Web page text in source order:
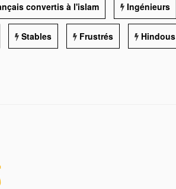
convertis à l'islam Ingénieurs
Stables Frustrés Hindous